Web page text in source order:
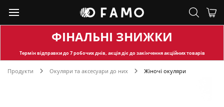
ФІНАЛЬНІ ЗНИЖКИ
Термін відправкидо 7 робочих днів, акція діє до закінчення акційних товарів
Продукти Окуляри та аксесуари до них Жіночі окуляри